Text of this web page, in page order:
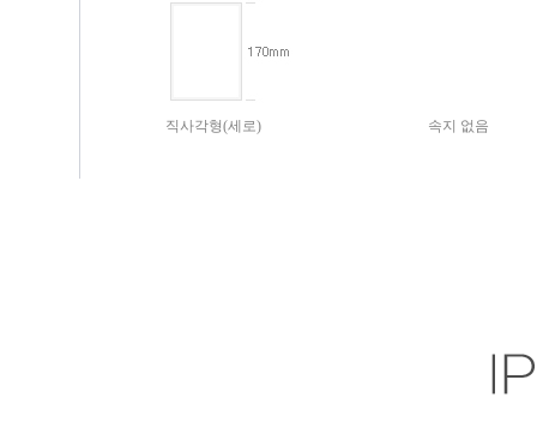
직사각형(세로) 속지 없음